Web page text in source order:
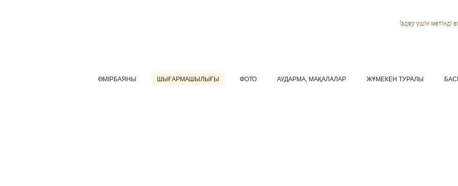
Іздеу үшін мәтінді
ӨМІРБАЯНЫ ШЫҒАРМАШЫЛЫҒЫ ФОТО АУДАРМА, МАҚАЛАЛАР ЖҰМЕКЕН ТУРАЛЫ